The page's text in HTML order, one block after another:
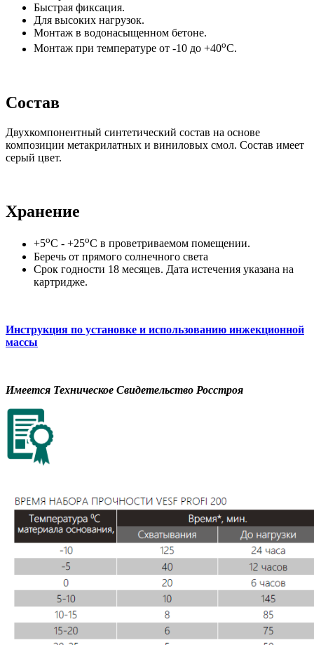
Быстрая фиксация.
Для высоких нагрузок.
Монтаж в водонасыщенном бетоне.
Монтаж при температуре от -10 до +40оС.
Состав
Двухкомпонентный синтетический состав на основе
композиции метакрилатных и виниловых смол. Состав имеет
серый цвет.
Хранение
+5оС - +25оС в проветриваемом помещении.
Беречь от прямого солнечного света
Срок годности 18 месяцев. Дата истечения указана на
картридже.
Инструкция по установке и использованию инжекционной
массы
Имеется Техническое Свидетельство Росстроя